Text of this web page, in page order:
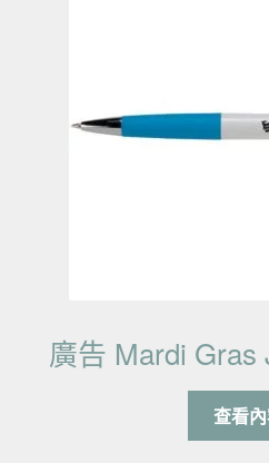
廣告 Mardi Gras
查看